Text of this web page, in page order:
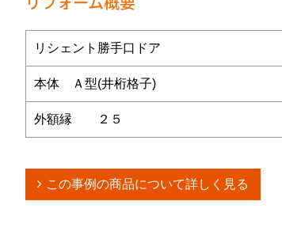
リシェント勝手口ドア
本体 Ａ型(井桁格子)
外額縁 ２５
この事例の商品について詳しく見る